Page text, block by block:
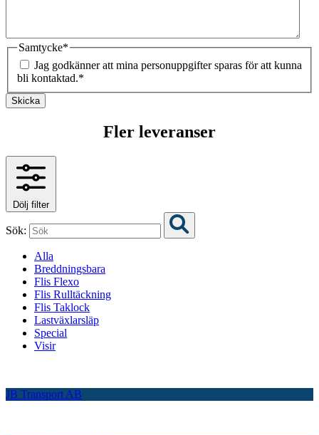
Samtycke*
Jag godkänner att mina personuppgifter sparas för att kunna
bli kontaktad.*
Skicka
Fler leveranser
Dölj filter
Sök:
Alla
Breddningsbara
Flis Flexo
Flis Rulltäckning
Flis Taklock
Lastväxlarsläp
Special
Visir
JB Transport AB